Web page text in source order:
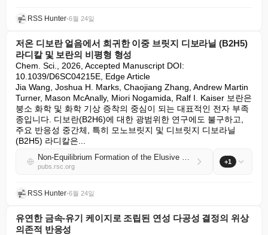
RSS Hunter•6월 24일
저온 디보란 얼음에서 희귀한 이중 브릿지 디보라닐 (B2H5)
라디칼 및 보란의 비평형 형성
Chem. Sci., 2026, Accepted Manuscript DOI:
10.1039/D6SC04215E, Edge Article
Jia Wang, Joshua H. Marks, Chaojiang Zhang, Andrew Martin
Turner, Mason McAnally, Miori Nogamida, Ralf I. Kaiser 보란은
붕소 화학 및 화학 기상 증착의 중심이 되는 대표적인 전자 부족
종입니다. 디보란(B2H6)에 대한 광범위한 연구에도 불구하고,
주요 반응성 중간체, 특히 모노브릿지 및 디브릿지 디보라닐
(B2H5) 라디칼은...
Non-Equilibrium Formation of the Elusive Dibridged Diboranyl (B2H5) Radical and Boranes in Low-Temperature Diborane Ices
pubs.rsc.org
+1
RSS Hunter•6월 24일
유연한 금속-유기 케이지로 조립된 연성 다공성 결정의 위상
의존적 반응성